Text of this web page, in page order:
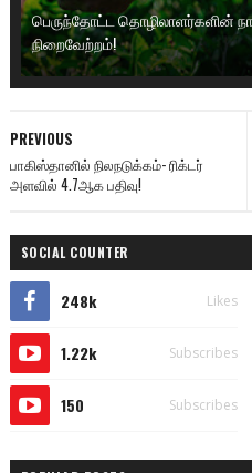
பெருந்தோட்ட தொழிலாளர்களின்
நிறைவேற்றம்!
PREVIOUS
பாகிஸ்தானில் நிலநடுக்கம்- ரிக்டர்
அளவில் 4.7ஆக பதிவு!
SOCIAL COUNTER
248k Likes
1.22k Subscribes
150 Subscribes